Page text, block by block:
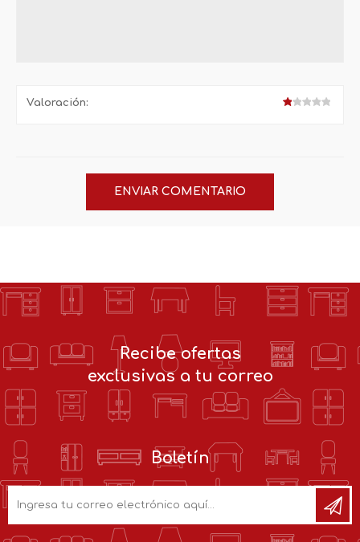
Valoración:
Recibe ofertas
exclusivas a tu correo
Boletín